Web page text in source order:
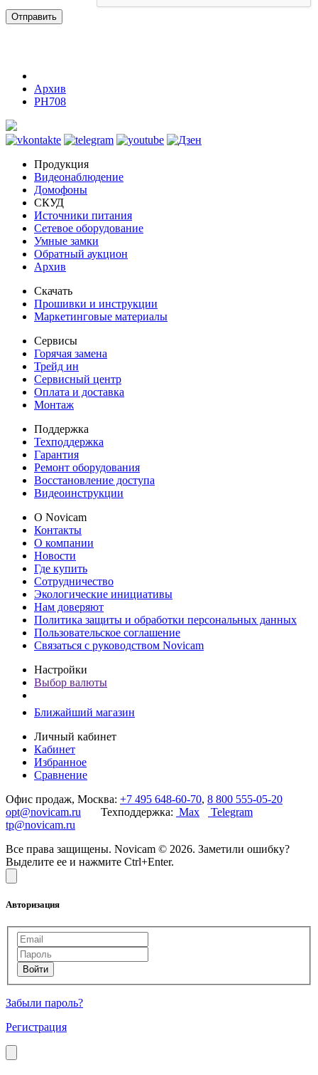
Отправить
Архив
PH708
Продукция
Видеонаблюдение
Домофоны
СКУД
Источники питания
Сетевое оборудование
Умные замки
Обратный аукцион
Архив
Скачать
Прошивки и инструкции
Маркетинговые материалы
Сервисы
Горячая замена
Трейд ин
Сервисный центр
Оплата и доставка
Монтаж
Поддержка
Техподдержка
Гарантия
Ремонт оборудования
Восстановление доступа
Видеоинструкции
О Novicam
Контакты
О компании
Новости
Где купить
Сотрудничество
Экологические инициативы
Нам доверяют
Политика защиты и обработки персональных данных
Пользовательское соглашение
Связаться с руководством Novicam
Настройки
Выбор валюты
Ближайший магазин
Личный кабинет
Кабинет
Избранное
Сравнение
Офис продаж, Москва: +7 495 648-60-70, 8 800 555-05-20
opt@novicam.ru Техподдержка: Max
Telegram
tp@novicam.ru
Все права защищены. Novicam © 2026. Заметили ошибку?
Выделите ее и нажмите Ctrl+Enter.
Авторизация
Забыли пароль?
Регистрация